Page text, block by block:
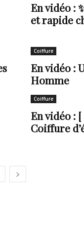
En vidéo :
et rapide
Coiffure
En vidéo :
Homme
Coiffure
En vidéo :
Coiffure